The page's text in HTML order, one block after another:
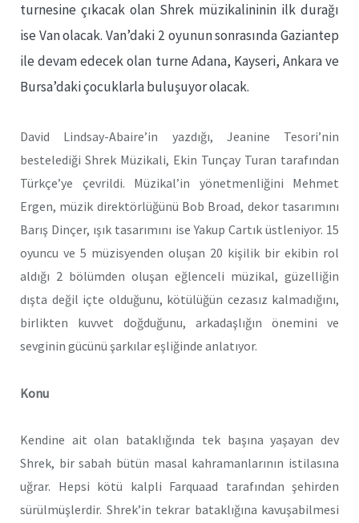
turnesine çıkacak olan Shrek müzikalininin ilk durağı
ise Van olacak. Van’daki 2 oyunun sonrasında Gaziantep
ile devam edecek olan turne Adana, Kayseri, Ankara ve
Bursa’daki çocuklarla buluşuyor olacak.
David Lindsay-Abaire’in yazdığı, Jeanine Tesori’nin
bestelediği Shrek Müzikali, Ekin Tunçay Turan tarafından
Türkçe’ye çevrildi. Müzikal’in yönetmenliğini Mehmet
Ergen, müzik direktörlüğünü Bob Broad, dekor tasarımını
Barış Dinçer, ışık tasarımını ise Yakup Cartık üstleniyor. 15
oyuncu ve 5 müzisyenden oluşan 20 kişilik bir ekibin rol
aldığı 2 bölümden oluşan eğlenceli müzikal, güzelliğin
dışta değil içte olduğunu, kötülüğün cezasız kalmadığını,
birlikten kuvvet doğduğunu, arkadaşlığın önemini ve
sevginin gücünü şarkılar eşliğinde anlatıyor.
Konu
Kendine ait olan bataklığında tek başına yaşayan dev
Shrek, bir sabah bütün masal kahramanlarının istilasına
uğrar. Hepsi kötü kalpli Farquaad tarafından şehirden
sürülmüşlerdir. Shrek’in tekrar bataklığına kavuşabilmesi